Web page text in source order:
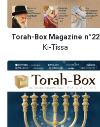
Torah-Box Magazine n°22
Ki-Tissa